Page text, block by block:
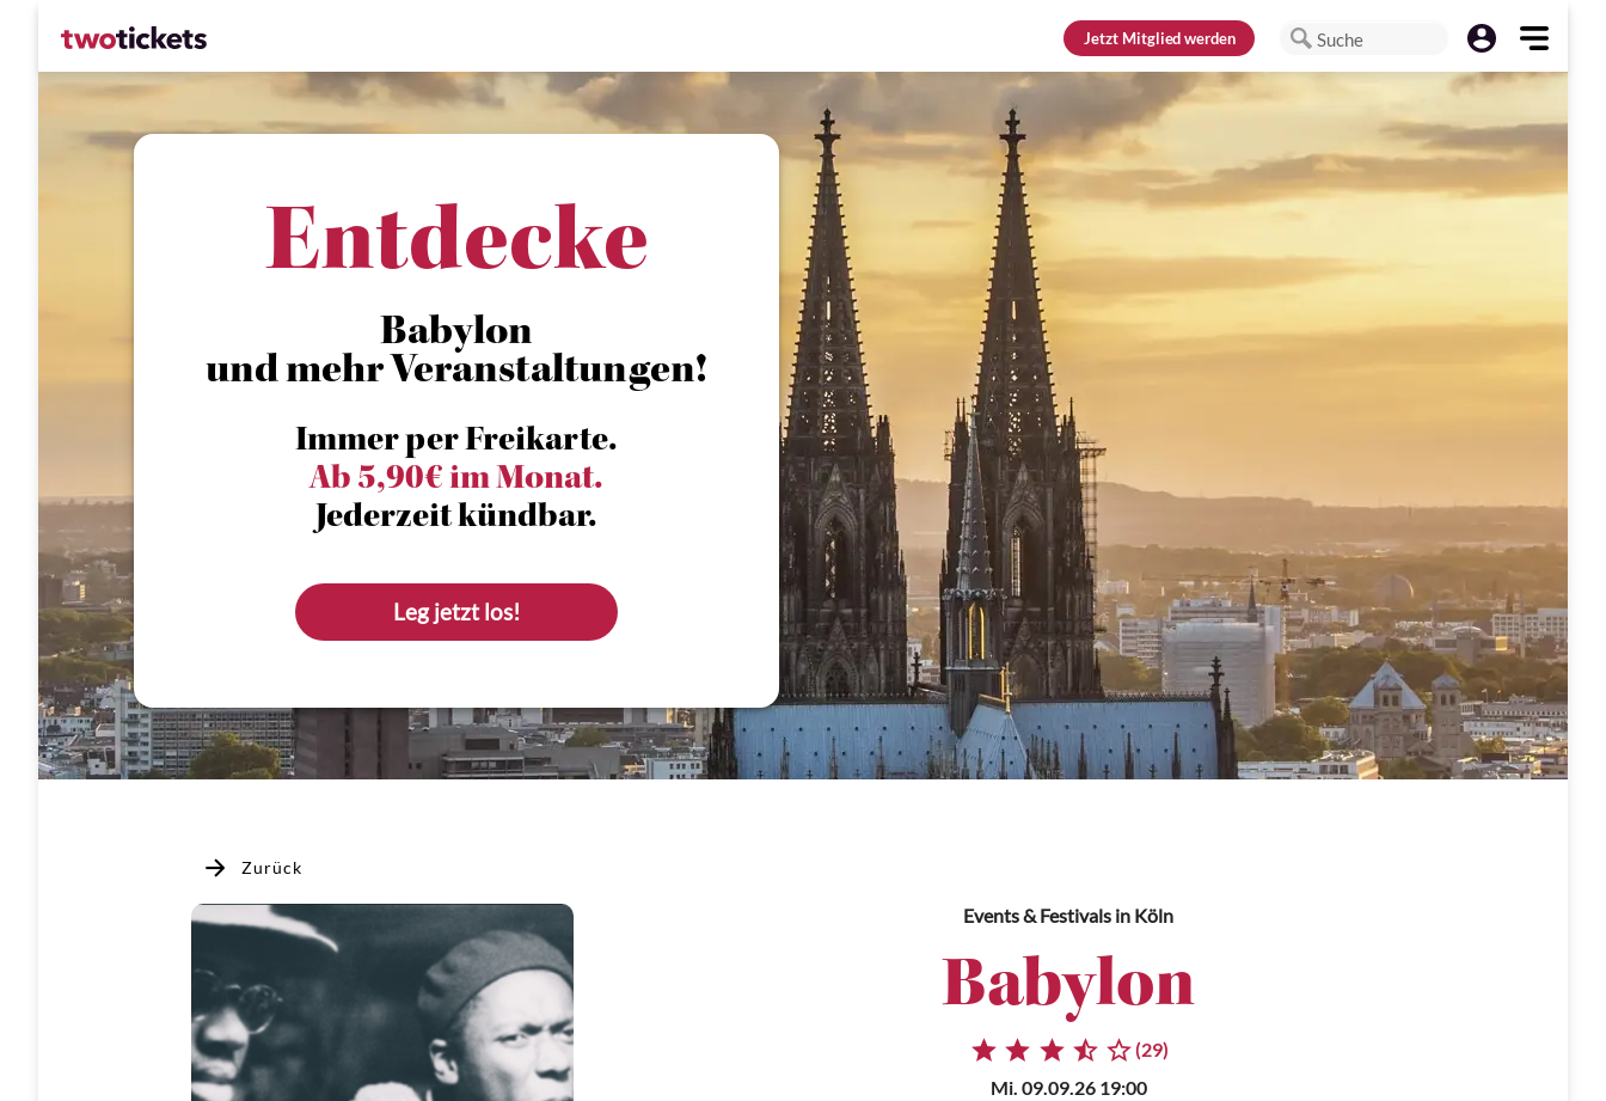
JetztMitglied werden Suche
Entdecke
Babylon
und mehr Veranstaltungen!
Immer per Freikarte.
Ab 5,90€ im Monat.
Jederzeit kündbar.
Leg jetzt los!
Zurück
Events & Festivals in Köln
Babylon
(29)
Mi. 09.09.26 19:00